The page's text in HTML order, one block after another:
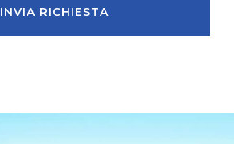
INVIA RICHIESTA